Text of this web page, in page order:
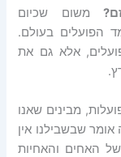
משום שכיום
הפועלים בעולם.
אלא גם את
מבינים שאנו
שבשבילנו אין
האחים והאחיות